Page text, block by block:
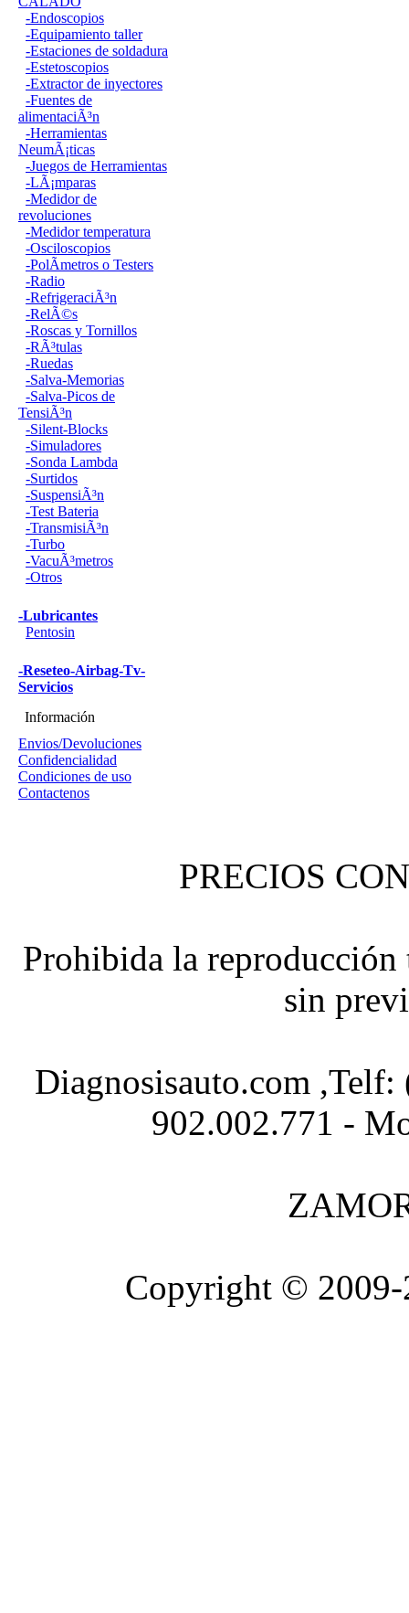
-Endoscopios
-Equipamiento taller
-Estaciones de soldadura
-Estetoscopios
-Extractor de inyectores
-Fuentes de
alimentaciÃ³n
-Herramientas
NeumÃ¡ticas
-Juegos de Herramientas
-LÃ¡mparas
-Medidor de
revoluciones
-Medidor temperatura
-Osciloscopios
-PolÃ­metros o Testers
-Radio
-RefrigeraciÃ³n
-RelÃ©s
-Roscas y Tornillos
-RÃ³tulas
-Ruedas
-Salva-Memorias
-Salva-Picos de
TensiÃ³n
-Silent-Blocks
-Simuladores
-Sonda Lambda
-Surtidos
-SuspensiÃ³n
-Test Bateria
-TransmisiÃ³n
-Turbo
-VacuÃ³metros
-Otros
-Lubricantes
Pentosin
-Reseteo-Airbag-Tv-
Servicios
Información
Envios/Devoluciones
Confidencialidad
Condiciones de uso
Contactenos
PRECIOS
Prohibida la
sin
Diagnosisauto.com
902.002.771 -
Copyright ©